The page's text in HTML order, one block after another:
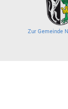
Zur Gemeinde